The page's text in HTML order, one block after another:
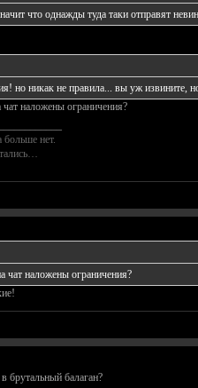
что однажды туда таки отправят
но никак не правила... вы уж извините,
чат наложены ограничения?
нет.
чат наложены ограничения?
брутальный балаган?